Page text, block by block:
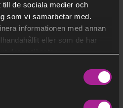
till de sociala medier och
som vi samarbetar med.
informationen med annan
eller som de har
kommunikation